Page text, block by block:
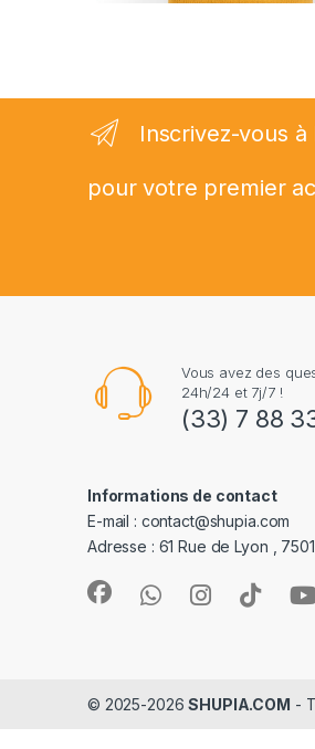
Inscrivez-vous
pour votre premier
Vous avez des
24h/24 et 7j/7 !
(33) 7 88
Informations de contact
E-mail : contact@shupia.com
Adresse : 61 Rue de Lyon ,
© 2025-2026SHUPIA.COM -